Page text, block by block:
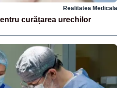
Realitatea Medicala
curățarea urechilor